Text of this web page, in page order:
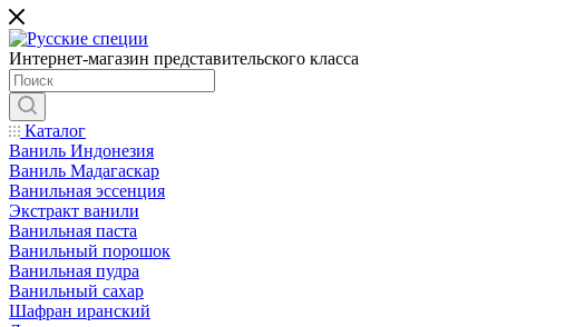
Интернет-магазин представительского класса
Каталог
Ваниль Индонезия
Ваниль Мадагаскар
Ванильная эссенция
Экстракт ванили
Ванильная паста
Ванильный порошок
Ванильная пудра
Ванильный сахар
Шафран иранский